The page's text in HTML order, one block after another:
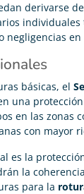
derivarse
negligencias
básicas, el
una
en las zonas
con mayor
es la
la
para la